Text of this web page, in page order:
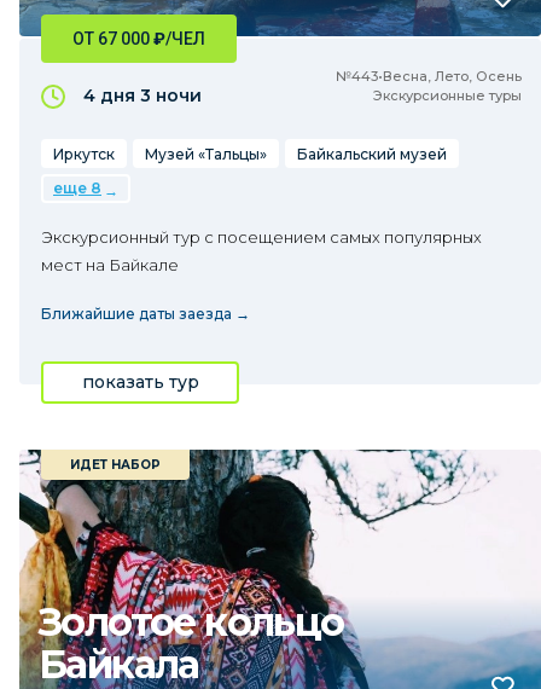
№443•Весна, Лето, Осень
Экскурсионные туры
ОТ 67 000₽/ЧЕЛ
4 дня 3 ночи
Иркутск Музей «Тальцы»
Байкальский музей
еще 8
Экскурсионный тур с посещением самых популярных
мест на Байкале
Ближайшие даты заезда →
показать тур
Золотое кольцо
Байкала
ИДЕТ НАБОР